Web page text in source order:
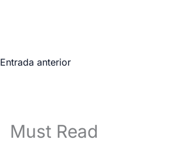
Entrada anterior
Must Read